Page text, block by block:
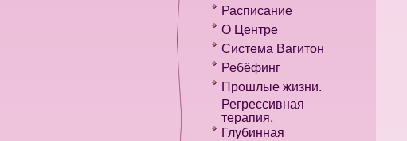
Расписание
О Центре
Система Вагитон
Ребёфинг
Прошлые жизни.
Регрессивная
терапия.
Глубинная